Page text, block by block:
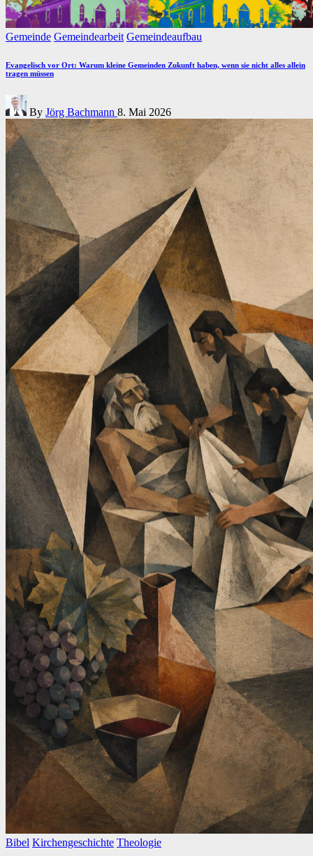
Posted
Gemeinde Gemeindearbeit Gemeindeaufbau
Evangelisch vor Ort: Warum kleine Gemeinden Zukunft haben, wenn sie nicht alles allein
tragen müssen
Posted
by
By Jörg Bachmann 8. Mai 2026
Posted
Bibel Kirchengeschichte Theologie